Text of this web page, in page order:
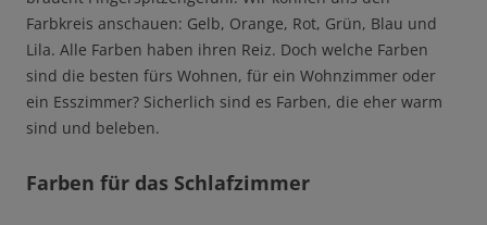
Farbkreis anschauen: Gelb, Orange, Rot, Grün, Blau und
Lila. Alle Farben haben ihren Reiz. Doch welche Farben
sind die besten fürs Wohnen, für ein Wohnzimmer oder
ein Esszimmer? Sicherlich sind es Farben, die eher warm
sind und beleben.
Farben für das Schlafzimmer